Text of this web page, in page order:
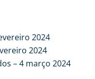
2024
2024
– 4 março 2024